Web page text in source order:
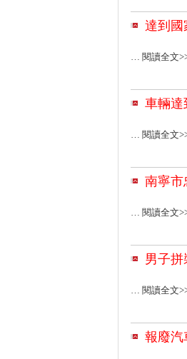
達到國
… 閱讀全文
車輛達
… 閱讀全文
南寧市
… 閱讀全文
男子拼
… 閱讀全文
報廢汽